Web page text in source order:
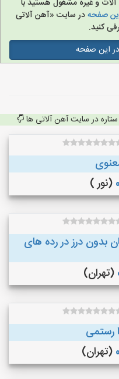
و غیره مشغول هستید با
صفحهدر سایت «آهن آلاتی
کنید.
این صفحه
در سایت آهن آلاتی ها
(نور )
بدون درز در رده های
(تهران)
رستمی
(تهران)